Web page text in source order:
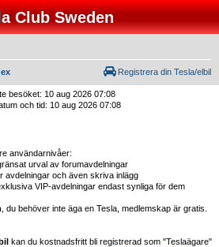
Club Sweden
Registrera din Tesla/elbil
besöket: 10 aug 2026 07:08
och tid: 10 aug 2026 07:08
användarnivåer:
urval av forumavdelningar
avdelningar och även skriva inlägg
VIP-avdelningar endast synliga för dem
, du behöver inte äga en Tesla, medlemskap är gratis.
kan du kostnadsfritt bli registrerad som "Teslaägare"